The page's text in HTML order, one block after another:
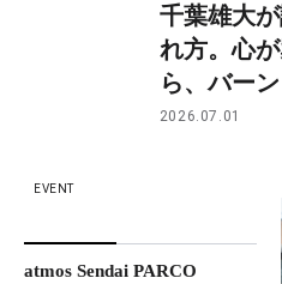
千葉雄大
れ方。心
ら、バー
2026.07.01
EVENT
atmos Sendai PARCO